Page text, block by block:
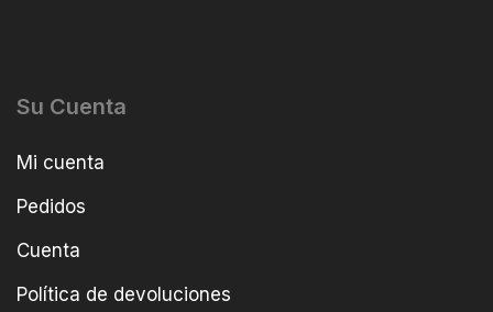
Su Cuenta
Mi cuenta
Pedidos
Cuenta
Política de devoluciones